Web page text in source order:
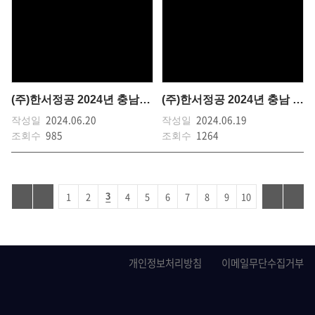
(주)한서정공 2024년 충남직업계고 취업박람 기업설명회
작성일 2024.06.20
조회수 985
(주)한서정공 2024년 충남 중소기업인대회 수상
작성일 2024.06.19
조회수 1264
1 2 3 4 5 6 7 8 9 10
개인정보처리방침 이메일무단수집거부